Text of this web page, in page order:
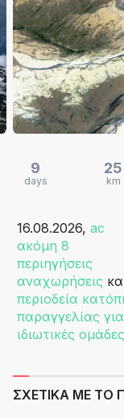
9
days
25
km
16.08.2026, ac
ακόμη 8
περιηγήσεις
αναχωρήσεις
περιοδεία
παραγγελίας για
ιδιωτικές ομάδες
ΣΧΕΤΙΚΆ ΜΕ ΤΟ